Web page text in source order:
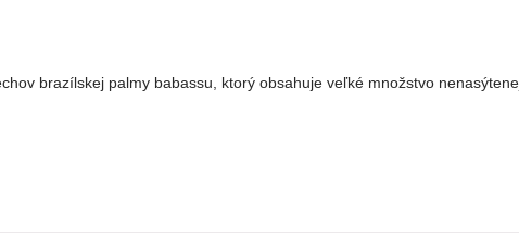
brazílskej palmy babassu, ktorý obsahuje veľké množstvo